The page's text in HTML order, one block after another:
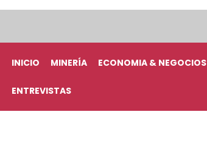
INICIO MINERÍA ECONOMIA & NEGOCIOS
ENTREVISTAS